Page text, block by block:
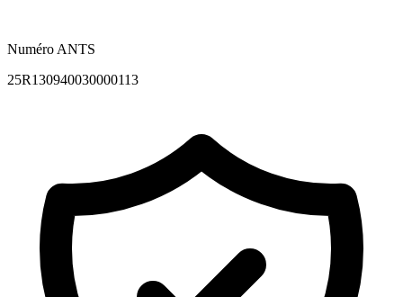
Numéro ANTS
25R130940030000113